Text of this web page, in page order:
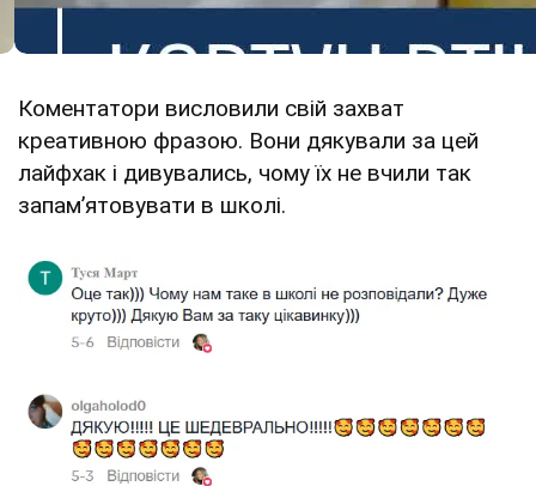
Коментатори висловили свій захват
креативною фразою. Вони дякували за цей
лайфхак і дивувались, чому їх не вчили так
запам’ятовувати в школі.